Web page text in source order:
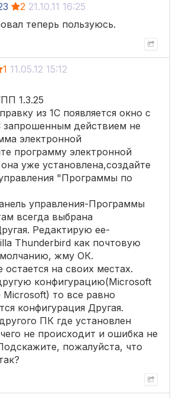
2 21.10.11 16:25
теперь пользуюсь.
1 11.05.12 15:12
1.3.25
из 1C появляется окно с
действием не
электронной
программу электронной
уже установлена,создайте
"Программы по
управления-Программы
всегда выбрана
Редактирую ее-
Thunderbird как почтовую
жму ОК.
на своих местах.
конфигурацию(Microsoft
то все равно
конфигурация Другая.
ПК где установлен
не происходит и ошибка не
пожалуйста, что